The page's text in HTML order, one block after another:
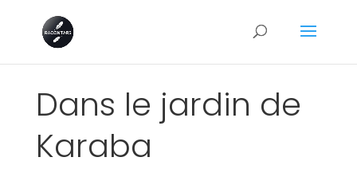
Dans le jardin de
Karaba